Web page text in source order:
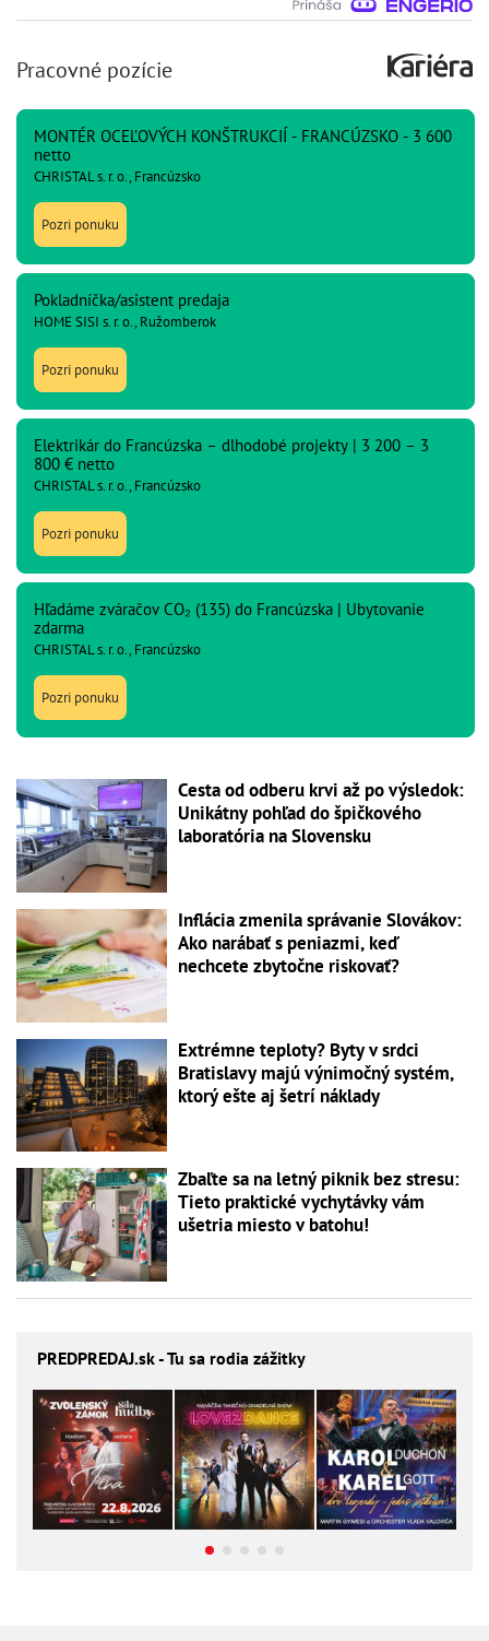
Pracovné pozície
MONTÉR OCEĽOVÝCH KONŠTRUKCIÍ - FRANCÚZSKO - 3 600
netto
CHRISTAL s. r. o., Francúzsko
Pozri ponuku
Pokladníčka/asistent predaja
HOME SISI s. r. o., Ružomberok
Pozri ponuku
Elektrikár do Francúzska – dlhodobé projekty | 3 200 – 3
800 € netto
CHRISTAL s. r. o., Francúzsko
Pozri ponuku
Hľadáme zváračov CO₂ (135) do Francúzska | Ubytovanie
zdarma
CHRISTAL s. r. o., Francúzsko
Pozri ponuku
Cesta od odberu krvi až po výsledok:
Unikátny pohľad do špičkového
laboratória na Slovensku
Inflácia zmenila správanie Slovákov:
Ako narábať s peniazmi, keď
nechcete zbytočne riskovať?
Extrémne teploty? Byty v srdci
Bratislavy majú výnimočný systém,
ktorý ešte aj šetrí náklady
Zbaľte sa na letný piknik bez stresu:
Tieto praktické vychytávky vám
ušetria miesto v batohu!
PREDPREDAJ.sk - Tu sa rodia zážitky